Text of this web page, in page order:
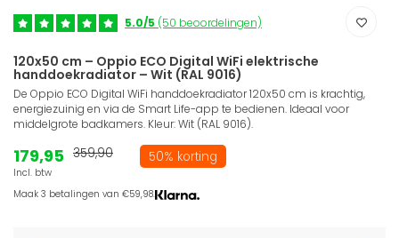
5.0/5 (50 beoordelingen)
120x50 cm – Oppio ECO Digital WiFi elektrische
handdoekradiator – Wit (RAL 9016)
De Oppio ECO Digital WiFi handdoekradiator 120x50 cm is krachtig,
energiezuinig en via de Smart Life-app te bedienen. Ideaal voor
middelgrote badkamers. Kleur: Wit (RAL 9016).
179,95
Incl. btw
359,90 50% korting
Maak 3 betalingen van €59,98.